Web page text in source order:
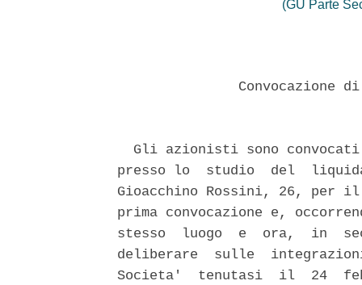
(GU Parte
Convocazione
Gli azionisti sono
presso lo  studio  del
Gioacchino Rossini, 26, per
prima convocazione e,
stesso  luogo  e  ora,  in
deliberare  sulle
Societa'  tenutasi  il  24